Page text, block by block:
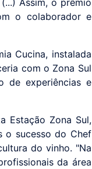
o colaborador e
Cucina, instalada
com o Zona Sul
de experiências e
Estação Zona Sul,
o sucesso do Chef
do vinho. "Na
da área